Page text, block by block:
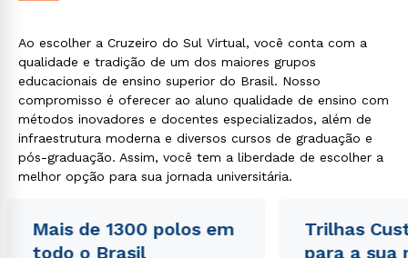
Ao escolher a Cruzeiro do Sul Virtual, você conta com a
qualidade e tradição de um dos maiores grupos
educacionais de ensino superior do Brasil. Nosso
compromisso é oferecer ao aluno qualidade de ensino com
métodos inovadores e docentes especializados, além de
infraestrutura moderna e diversos cursos de graduação e
pós-graduação. Assim, você tem a liberdade de escolher a
melhor opção para sua jornada universitária.
Mais de 1300 polos em
todo o Brasil
Trilhas
para a sua